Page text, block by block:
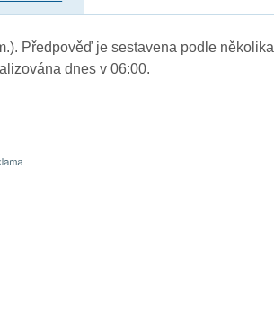
Předpověď je sestavena podle několika
dnes v 06:00.